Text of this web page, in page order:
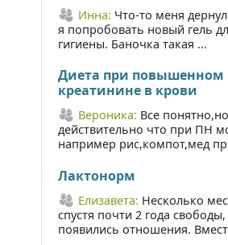
Инна: Что-то меня
я попробовать новый гель
гигиены. Баночка такая ...
Диета при повышенном
креатинине в крови
Вероника: Все понятно,но
действительно что при ПН
например рис,компот,мед
Лактонорм
Елизавета: Несколько
спустя почти 2 года
появились отношения.